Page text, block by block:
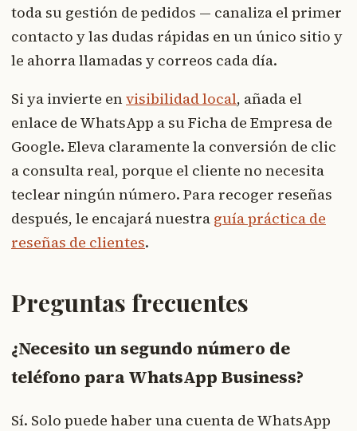
toda su gestión de pedidos — canaliza el primer
contacto y las dudas rápidas en un único sitio y
le ahorra llamadas y correos cada día.
Si ya invierte envisibilidad local, añada el
enlace de WhatsApp a su Ficha de Empresa de
Google. Eleva claramente la conversión de clic
a consulta real, porque el cliente no necesita
teclear ningún número. Para recoger reseñas
después, le encajará nuestra guía práctica de
reseñas de clientes.
Preguntas frecuentes
¿Necesito un segundo número de
teléfono para WhatsApp Business?
Sí. Solo puede haber una cuenta de WhatsApp